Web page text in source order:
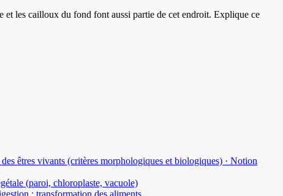
et les cailloux du fond font aussi partie de cet endroit. Explique ce
êtres vivants (critères morphologiques et biologiques) · Notion
(paroi, chloroplaste, vacuole)